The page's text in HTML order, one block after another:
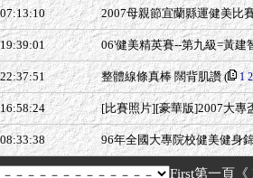
2007母親節宜蘭縣運健美比
06'健美精英賽--第九級=黃建
整體線條真棒 闊背肌讚( 1 2
[比賽照片][豪華版]2007大專
96年全國大專院校健美健身
First第一頁《